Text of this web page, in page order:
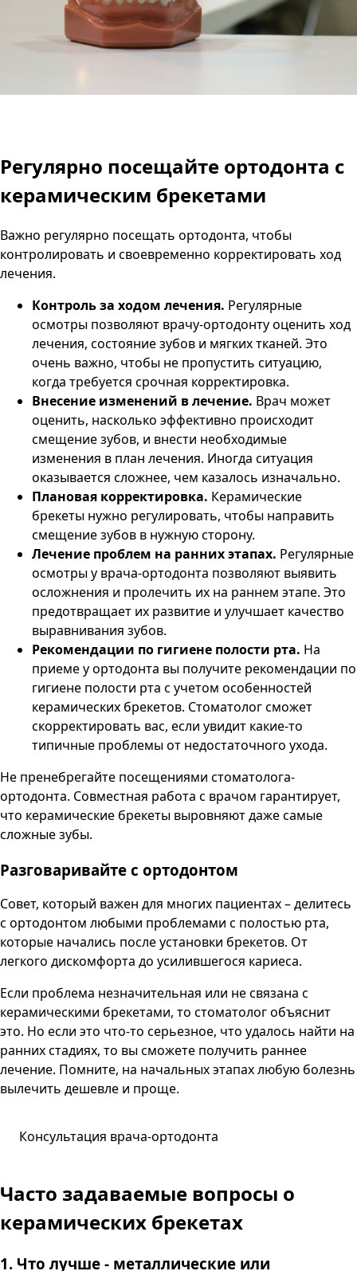
Регулярно посещайте ортодонта с
керамическим брекетами
Важно регулярно посещать ортодонта, чтобы
контролировать и своевременно корректировать ход
лечения.
Контроль за ходом лечения. Регулярные
осмотры позволяют врачу-ортодонту оценить ход
лечения, состояние зубов и мягких тканей. Это
очень важно, чтобы не пропустить ситуацию,
когда требуется срочная корректировка.
Внесение изменений в лечение. Врач может
оценить, насколько эффективно происходит
смещение зубов, и внести необходимые
изменения в план лечения. Иногда ситуация
оказывается сложнее, чем казалось изначально.
Плановая корректировка. Керамические
брекеты нужно регулировать, чтобы направить
смещение зубов в нужную сторону.
Лечение проблем на ранних этапах. Регулярные
осмотры у врача-ортодонта позволяют выявить
осложнения и пролечить их на раннем этапе. Это
предотвращает их развитие и улучшает качество
выравнивания зубов.
Рекомендации по гигиене полости рта. На
приеме у ортодонта вы получите рекомендации по
гигиене полости рта с учетом особенностей
керамических брекетов. Стоматолог сможет
скорректировать вас, если увидит какие-то
типичные проблемы от недостаточного ухода.
Не пренебрегайте посещениями стоматолога-
ортодонта. Совместная работа с врачом гарантирует,
что керамические брекеты выровняют даже самые
сложные зубы.
Разговаривайте с ортодонтом
Совет, который важен для многих пациентах – делитесь
с ортодонтом любыми проблемами с полостью рта,
которые начались после установки брекетов. От
легкого дискомфорта до усилившегося кариеса.
Если проблема незначительная или не связана с
керамическими брекетами, то стоматолог объяснит
это. Но если это что-то серьезное, что удалось найти на
ранних стадиях, то вы сможете получить раннее
лечение. Помните, на начальных этапах любую болезнь
вылечить дешевле и проще.
Консультация врача-ортодонта
Часто задаваемые вопросы о
керамических брекетах
1. Что лучше - металлические или